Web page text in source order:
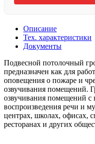
Описание
Тех. характеристики
Документы
Подвесной потолочный
предназначен как для
оповещения о пожаре и
озвучивания помещений.
озвучивания помещений
воспроизведения речи и
центрах, школах, офисах,
ресторанах и других